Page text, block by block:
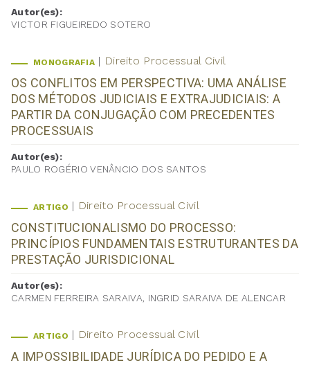
Autor(es):
VICTOR FIGUEIREDO SOTERO
MONOGRAFIA Direito Processual Civil
OS CONFLITOS EM PERSPECTIVA: UMA ANÁLISE
DOS MÉTODOS JUDICIAIS E EXTRAJUDICIAIS: A
PARTIR DA CONJUGAÇÃO COM PRECEDENTES
PROCESSUAIS
Autor(es):
PAULO ROGÉRIO VENÂNCIO DOS SANTOS
ARTIGO Direito Processual Civil
CONSTITUCIONALISMO DO PROCESSO:
PRINCÍPIOS FUNDAMENTAIS ESTRUTURANTES DA
PRESTAÇÃO JURISDICIONAL
Autor(es):
CARMEN FERREIRA SARAIVA, INGRID SARAIVA DE ALENCAR
ARTIGO Direito Processual Civil
A IMPOSSIBILIDADE JURÍDICA DO PEDIDO E A